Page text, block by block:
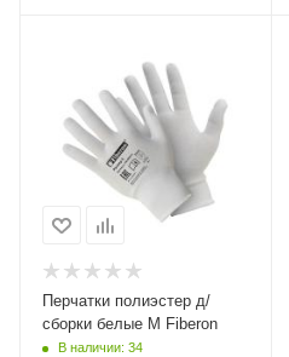
Перчатки полиэстер д/
сборки белые M Fiberon
В наличии: 34